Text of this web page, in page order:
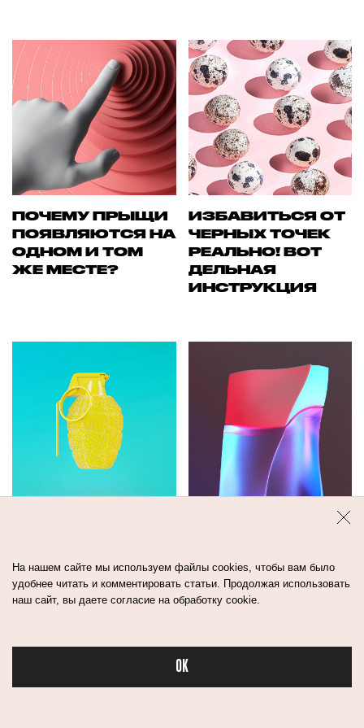
Бьюти в спорте
ПОЧЕМУ ПРЫЩИ
ПОЯВЛЯЮТСЯ НА
ОДНОМ И ТОМ
ЖЕ МЕСТЕ?
ИЗБАВИТЬСЯ ОТ
ЧЕРНЫХ ТОЧЕК
РЕАЛЬНО! ВОТ
ДЕЛЬНАЯ
ИНСТРУКЦИЯ
ТРЕВОЖНОСТИ?
ПОДДЕЛКУ
ДУХОВ ОТ
ОРИГИНАЛА?
На нашем сайте мы используем файлы cookies, чтобы вам было
удобнее читать и комментировать статьи. Продолжая использовать
наш сайт, вы даете согласие на обработку cookie.
OK